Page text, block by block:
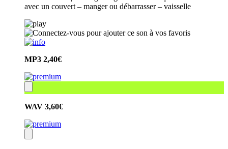
avec un couvert – manger ou débarrasser – vaisselle
MP3 2,40€
WAV 3,60€